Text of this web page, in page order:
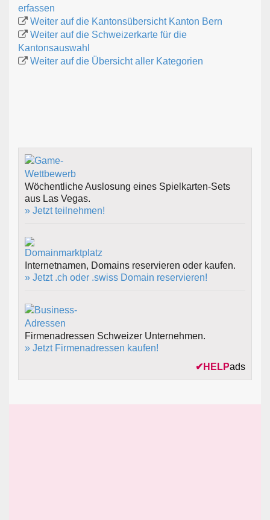
erfassen
Weiter auf die Kantonsübersicht Kanton Bern
Weiter auf die Schweizerkarte für die
Kantonsauswahl
Weiter auf die Übersicht aller Kategorien
Wöchentliche Auslosung eines Spielkarten-Sets
aus Las Vegas.
» Jetzt teilnehmen!
Internetnamen, Domains reservieren oder kaufen.
» Jetzt .ch oder .swiss Domain reservieren!
Firmenadressen Schweizer Unternehmen.
» Jetzt Firmenadressen kaufen!
✔ HELPads